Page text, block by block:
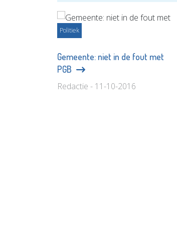
Politiek
Gemeente: niet in de fout met
PGB
Redactie - 11-10-2016